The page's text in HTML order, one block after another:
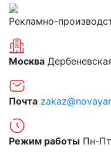
Рекламно-
Москва
Почта
Режим работы Пн-